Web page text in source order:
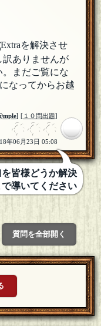
Extraを解決させ
訳ありませんが
まだご覧にな
なってからお越
] [１０問出題]
年06月23日 05:08
皆様どうか解決
で導いてください
質問を全部開く